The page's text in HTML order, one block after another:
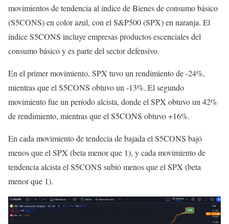
movimientos de tendencia al índice de Bienes de consumo básico
(S5CONS) en color azul, con el S&P500 (SPX) en naranja. El
índice S5CONS incluye empresas productos escenciales del
consumo básico y es parte del sector defensivo.
En el primer movimiento, SPX tuvo un rendimiento de -24%,
mientras que el S5CONS obtuvo un -13%. El segundo
movimiento fue un período alcista, donde el SPX obtuvo un 42%
de rendimiento, mientras que el S5CONS obtuvo +16%.
En cada movimiento de tendecia de bajada el S5CONS bajó
menos que el SPX (beta menor que 1), y cada movimiento de
tendencia alcista el S5CONS subió menos que el SPX (beta
menor que 1).